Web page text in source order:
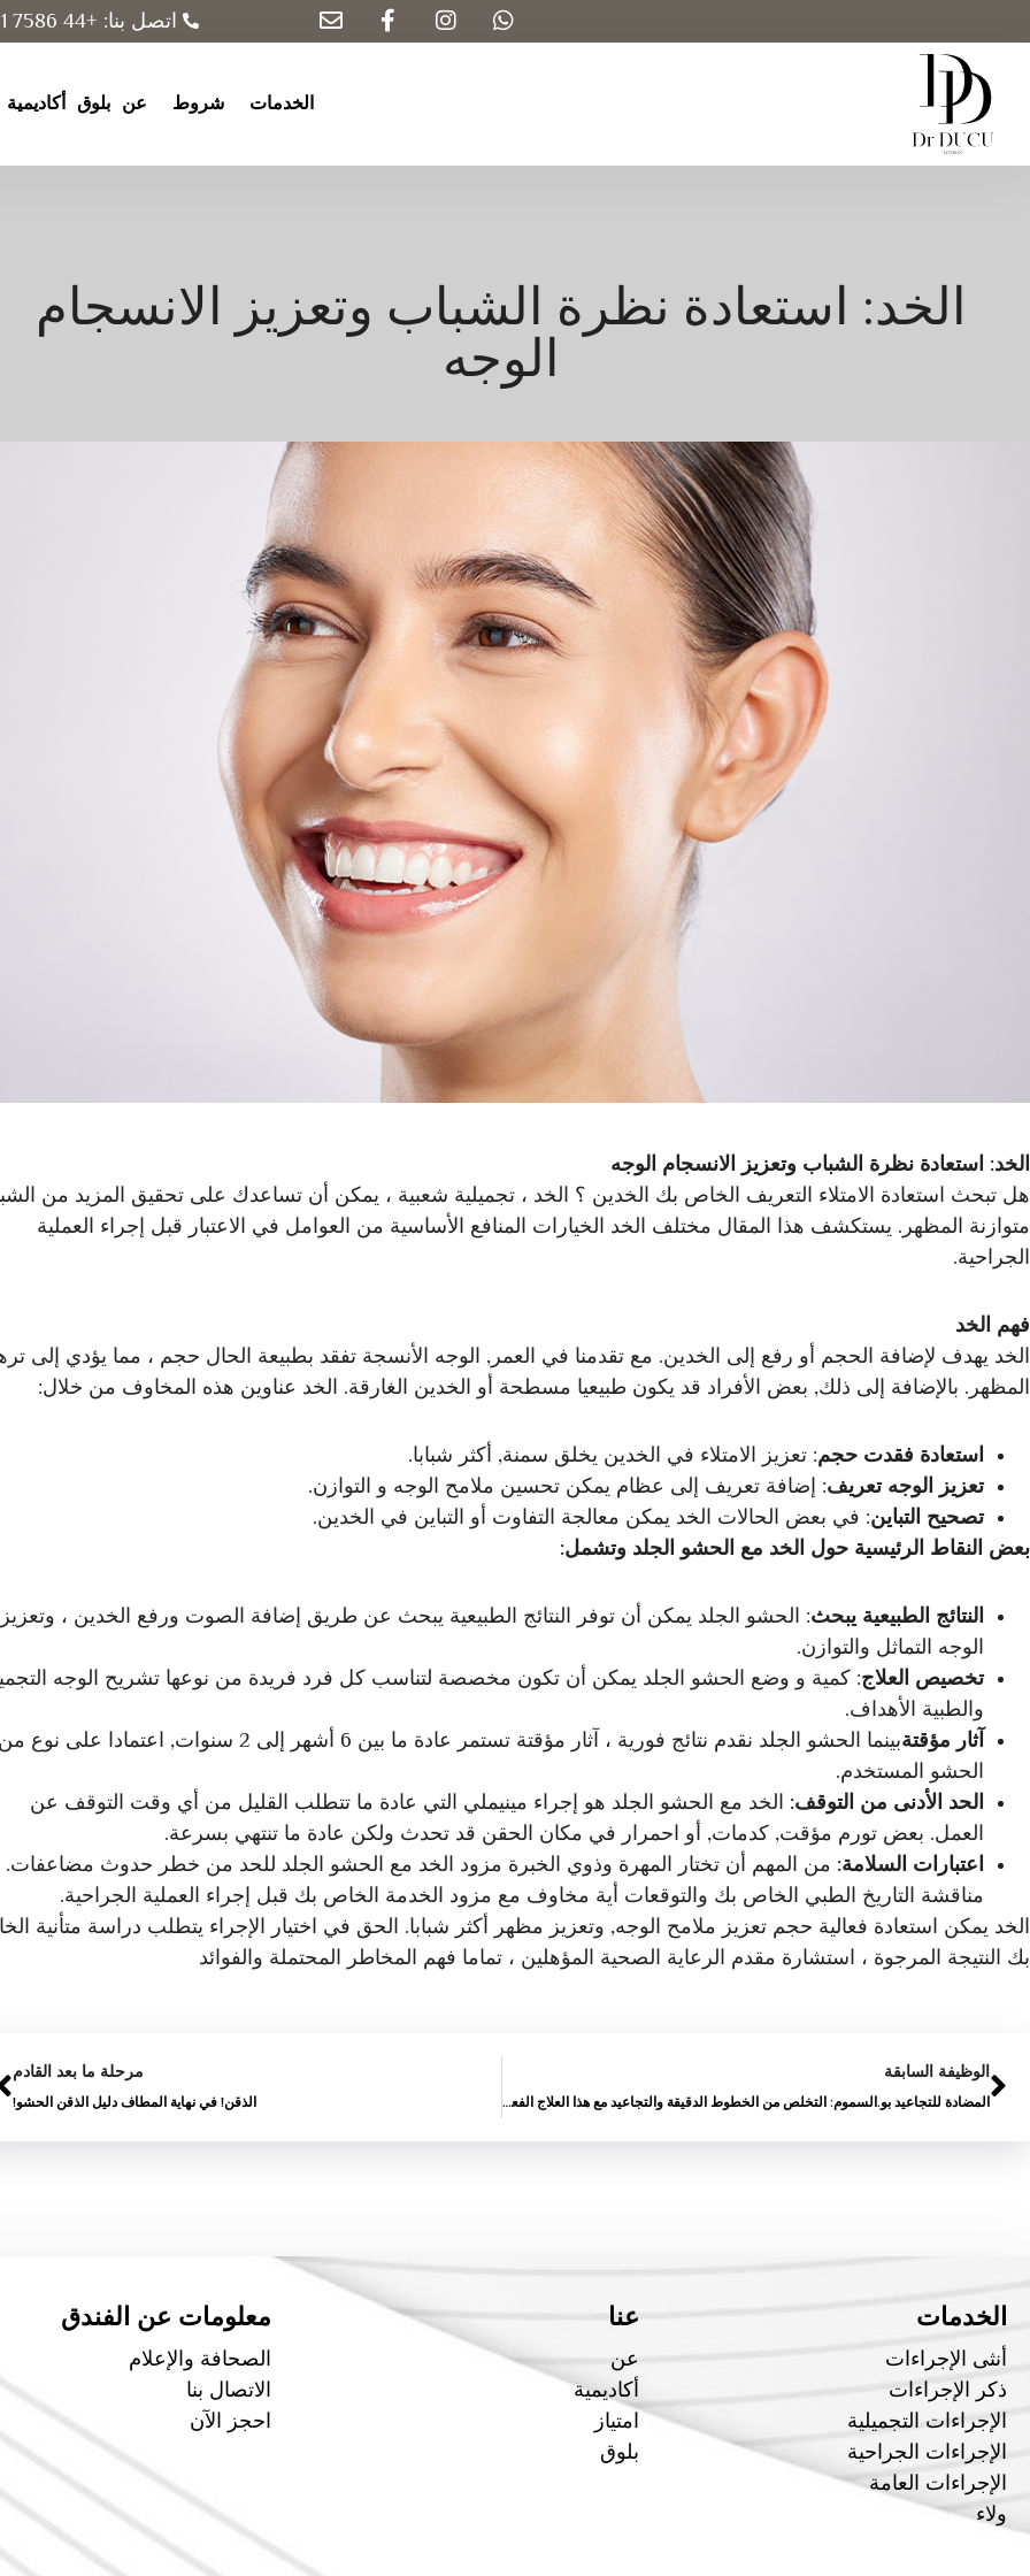
اتصل بنا: +44 7586 131 840
الخدمات شروط عن بلوق أكاديمية
الخد: استعادة نظرة الشباب وتعزيز الانسجام
الوجه
الخد: استعادة نظرة الشباب وتعزيز الانسجام الوجه
هل تبحث استعادة الامتلاء التعريف الخاص بك الخدين ؟ الخد ، تجميلية شعبية ، يمكن أن تساعدك على تحقيق المزيد من
متوازنة المظهر. يستكشف هذا المقال مختلف الخد الخيارات المنافع الأساسية من العوامل في الاعتبار قبل إجراء العملية
الجراحية.
فهم الخد
الخد يهدف لإضافة الحجم أو رفع إلى الخدين. مع تقدمنا في العمر, الوجه الأنسجة تفقد بطبيعة الحال حجم ، مما يؤدي إلى
المظهر. بالإضافة إلى ذلك, بعض الأفراد قد يكون طبيعيا مسطحة أو الخدين الغارقة. الخد عناوين هذه المخاوف من خلال:
استعادة فقدت حجم: تعزيز الامتلاء في الخدين يخلق سمنة, أكثر شبابا.
تعزيز الوجه تعريف: إضافة تعريف إلى عظام يمكن تحسين ملامح الوجه و التوازن.
تصحيح التباين: في بعض الحالات الخد يمكن معالجة التفاوت أو التباين في الخدين.
بعض النقاط الرئيسية حول الخد مع الحشو الجلد وتشمل:
النتائج الطبيعية يبحث: الحشو الجلد يمكن أن توفر النتائج الطبيعية يبحث عن طريق إضافة الصوت ورفع الخدين ، وتعزيز
الوجه التماثل والتوازن.
تخصيص العلاج: كمية و وضع الحشو الجلد يمكن أن تكون مخصصة لتناسب كل فرد فريدة من نوعها تشريح الوجه
والطبية الأهداف.
آثار مؤقتة
بينما الحشو الجلد نقدم نتائج فورية ، آثار مؤقتة تستمر عادة ما بين 6 أشهر إلى 2 سنوات, اعتمادا على نوع من
الحشو المستخدم.
الحد الأدنى من التوقف: الخد مع الحشو الجلد هو إجراء مينيملي التي عادة ما تتطلب القليل من أي وقت التوقف عن
العمل. بعض تورم مؤقت, كدمات, أو احمرار في مكان الحقن قد تحدث ولكن عادة ما تنتهي بسرعة.
اعتبارات السلامة: من المهم أن تختار المهرة وذوي الخبرة مزود الخد مع الحشو الجلد للحد من خطر حدوث مضاعفات.
مناقشة التاريخ الطبي الخاص بك والتوقعات أية مخاوف مع مزود الخدمة الخاص بك قبل إجراء العملية الجراحية.
الخد يمكن استعادة فعالية حجم تعزيز ملامح الوجه, وتعزيز مظهر أكثر شبابا. الحق في اختيار الإجراء يتطلب دراسة متأنية
بك النتيجة المرجوة ، استشارة مقدم الرعاية الصحية المؤهلين ، تماما فهم المخاطر المحتملة والفوائد
الوظيفة السابقة
المضادة للتجاعيد بو.السموم: التخلص من الخطوط الدقيقة والتجاعيد مع هذا العلاج الفعال
مرحلة ما بعد القادم
الذقن! في نهاية المطاف دليل الذقن الحشو!
الخدمات
أنثى الإجراءات
ذكر الإجراءات
الإجراءات التجميلية
الإجراءات الجراحية
الإجراءات العامة
ولاء
عنا
عن
أكاديمية
امتياز
بلوق
معلومات عن الفندق
الصحافة والإعلام
الاتصال بنا
احجز الآن